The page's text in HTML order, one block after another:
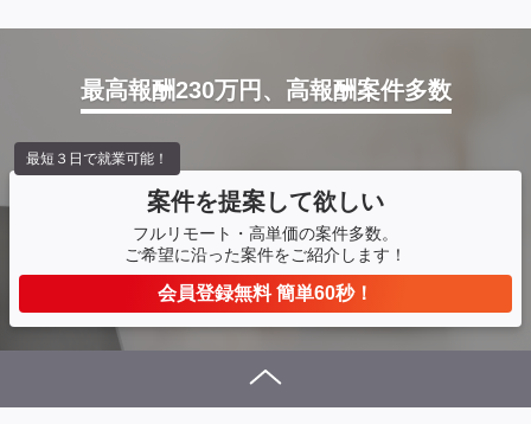
最高報酬230万円、高報酬案件多数
案件を提案して欲しい
フルリモート・高単価の案件多数。
ご希望に沿った案件をご紹介します！
会員登録無料 簡単60秒！
最短３日で就業可能！